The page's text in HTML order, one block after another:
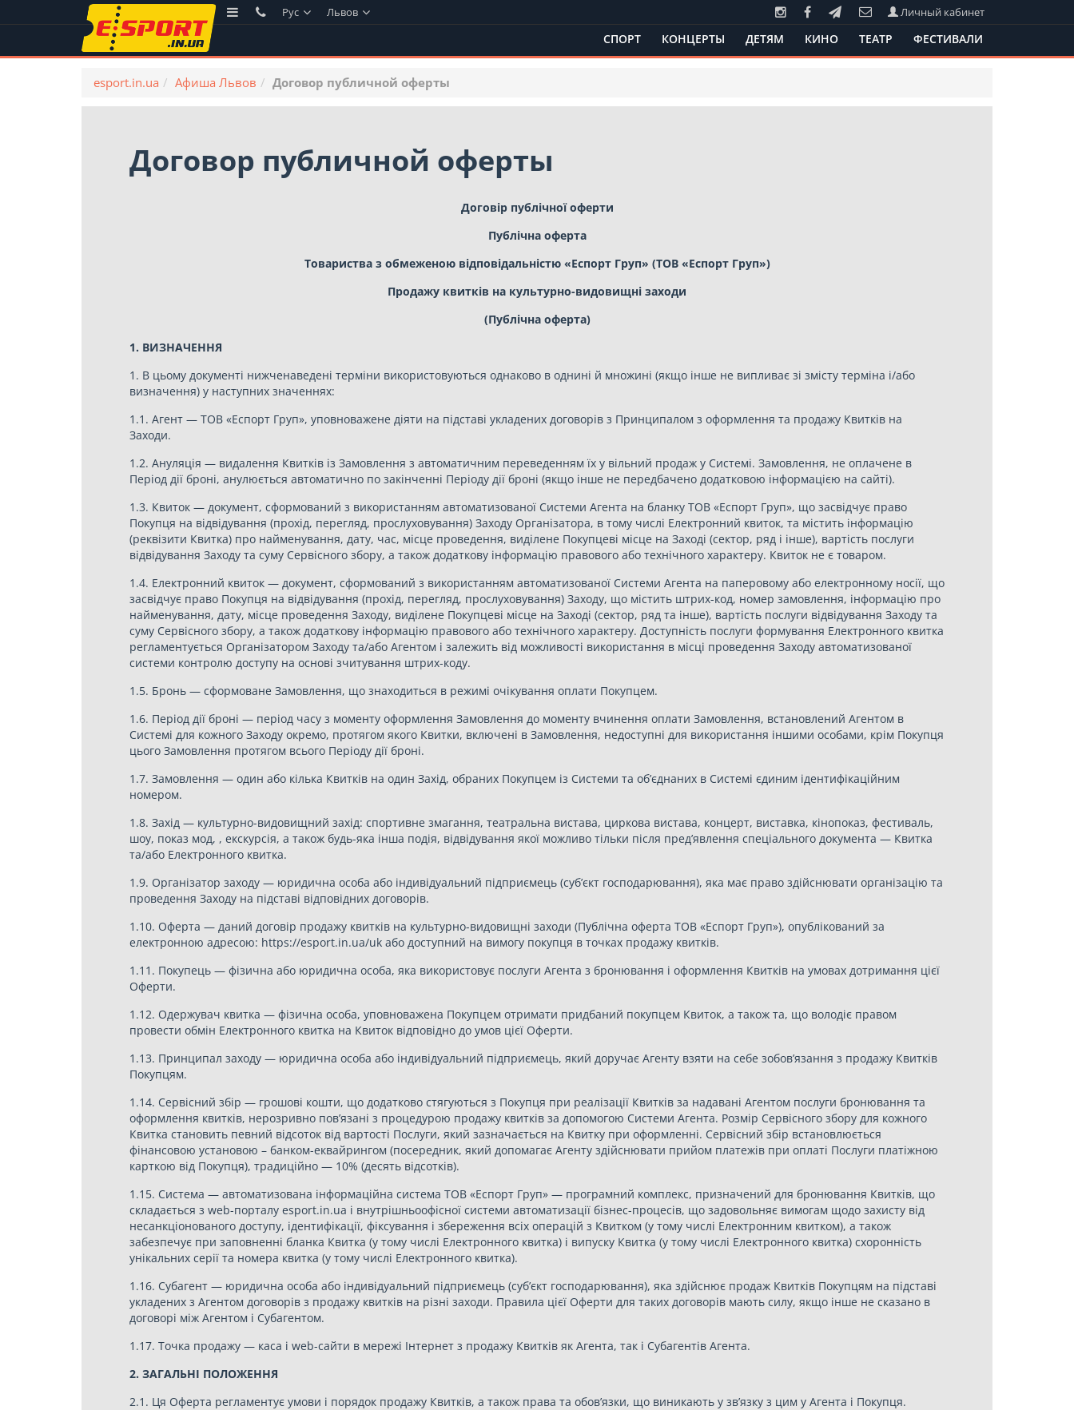
Рус Львов Личный кабинет
СПОРТ КОНЦЕРТЫ ДЕТЯМ КИНО ТЕАТР ФЕСТИВАЛИ
esport.in.ua Афиша Львов Договор публичной оферты
Договор публичной оферты
Договір публічної оферти
Публічна оферта
Товариства з обмеженою відповідальністю «Еспорт Груп» (ТОВ «Еспорт Груп»)
Продажу квитків на культурно-видовищні заходи
(Публічна оферта)
1. ВИЗНАЧЕННЯ
1. В цьому документі нижченаведені терміни використовуються однаково в однині й множині (якщо інше не випливає зі змісту терміна і/або
визначення) у наступних значеннях:
1.1. Агент — ТОВ «Еспорт Груп», уповноважене діяти на підставі укладених договорів з Принципалом з оформлення та продажу Квитків на
Заходи.
1.2. Ануляція — видалення Квитків із Замовлення з автоматичним переведенням їх у вільний продаж у Системі. Замовлення, не оплачене в
Період дії броні, анулюється автоматично по закінченні Періоду дії броні (якщо інше не передбачено додатковою інформацією на сайті).
1.3. Квиток — документ, сформований з використанням автоматизованої Системи Агента на бланку ТОВ «Еспорт Груп», що засвідчує право
Покупця на відвідування (прохід, перегляд, прослуховування) Заходу Організатора, в тому числі Електронний квиток, та містить інформацію
(реквізити Квитка) про найменування, дату, час, місце проведення, виділене Покупцеві місце на Заході (сектор, ряд і інше), вартість послуги
відвідування Заходу та суму Сервісного збору, а також додаткову інформацію правового або технічного характеру. Квиток не є товаром.
1.4. Електронний квиток — документ, сформований з використанням автоматизованої Системи Агента на паперовому або електронному носії, що
засвідчує право Покупця на відвідування (прохід, перегляд, прослуховування) Заходу, що містить штрих-код, номер замовлення, інформацію про
найменування, дату, місце проведення Заходу, виділене Покупцеві місце на Заході (сектор, ряд та інше), вартість послуги відвідування Заходу та
суму Сервісного збору, а також додаткову інформацію правового або технічного характеру. Доступність послуги формування Електронного квитка
регламентується Організатором Заходу та/або Агентом і залежить від можливості використання в місці проведення Заходу автоматизованої
системи контролю доступу на основі зчитування штрих-коду.
1.5. Бронь — сформоване Замовлення, що знаходиться в режимі очікування оплати Покупцем.
1.6. Період дії броні — період часу з моменту оформлення Замовлення до моменту вчинення оплати Замовлення, встановлений Агентом в
Системі для кожного Заходу окремо, протягом якого Квитки, включені в Замовлення, недоступні для використання іншими особами, крім Покупця
цього Замовлення протягом всього Періоду дії броні.
1.7. Замовлення — один або кілька Квитків на один Захід, обраних Покупцем із Системи та об’єднаних в Системі єдиним ідентифікаційним
номером.
1.8. Захід — культурно-видовищний захід: спортивне змагання, театральна вистава, циркова вистава, концерт, виставка, кінопоказ, фестиваль,
шоу, показ мод, , екскурсія, а також будь-яка інша подія, відвідування якої можливо тільки після пред’явлення спеціального документа — Квитка
та/або Електронного квитка.
1.9. Організатор заходу — юридична особа або індивідуальний підприємець (суб’єкт господарювання), яка має право здійснювати організацію та
проведення Заходу на підставі відповідних договорів.
1.10. Оферта — даний договір продажу квитків на культурно-видовищні заходи (Публічна оферта ТОВ «Еспорт Груп»), опублікований за
електронною адресою: https://esport.in.ua/uk або доступний на вимогу покупця в точках продажу квитків.
1.11. Покупець — фізична або юридична особа, яка використовує послуги Агента з бронювання і оформлення Квитків на умовах дотримання цієї
Оферти.
1.12. Одержувач квитка — фізична особа, уповноважена Покупцем отримати придбаний покупцем Квиток, а також та, що володіє правом
провести обмін Електронного квитка на Квиток відповідно до умов цієї Оферти.
1.13. Принципал заходу — юридична особа або індивідуальний підприємець, який доручає Агенту взяти на себе зобов’язання з продажу Квитків
Покупцям.
1.14. Сервісний збір — грошові кошти, що додатково стягуються з Покупця при реалізації Квитків за надавані Агентом послуги бронювання та
оформлення квитків, нерозривно пов’язані з процедурою продажу квитків за допомогою Системи Агента. Розмір Сервісного збору для кожного
Квитка становить певний відсоток від вартості Послуги, який зазначається на Квитку при оформленні. Сервісний збір встановлюється
фінансовою установою – банком-еквайрингом (посередник, який допомагає Агенту здійснювати прийом платежів при оплаті Послуги платіжною
карткою від Покупця), традиційно — 10% (десять відсотків).
1.15. Система — автоматизована інформаційна система ТОВ «Еспорт Груп» — програмний комплекс, призначений для бронювання Квитків, що
складається з web-порталу esport.in.ua і внутрішньоофісної системи автоматизації бізнес-процесів, що задовольняє вимогам щодо захисту від
несанкціонованого доступу, ідентифікації, фіксування і збереження всіх операцій з Квитком (у тому числі Електронним квитком), а також
забезпечує при заповненні бланка Квитка (у тому числі Електронного квитка) і випуску Квитка (у тому числі Електронного квитка) схоронність
унікальних серії та номера квитка (у тому числі Електронного квитка).
1.16. Субагент — юридична особа або індивідуальний підприємець (суб’єкт господарювання), яка здійснює продаж Квитків Покупцям на підставі
укладених з Агентом договорів з продажу квитків на різні заходи. Правила цієї Оферти для таких договорів мають силу, якщо інше не сказано в
договорі між Агентом і Субагентом.
1.17. Точка продажу — каса і web-сайти в мережі Інтернет з продажу Квитків як Агента, так і Субагентів Агента.
2. ЗАГАЛЬНІ ПОЛОЖЕННЯ
2.1. Ця Оферта регламентує умови і порядок продажу Квитків, а також права та обов’язки, що виникають у зв’язку з цим у Агента і Покупця.